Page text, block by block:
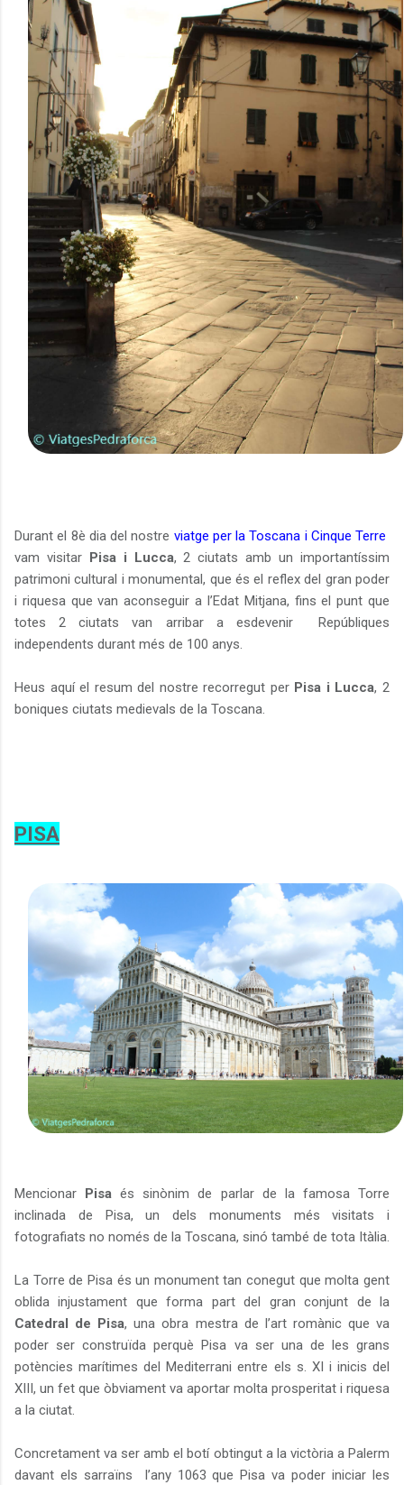
Durant el 8è dia del nostre viatge per la Toscana i Cinque Terre
vam visitar Pisa i Lucca, 2 ciutats amb un importantíssim
patrimoni cultural i monumental, que és el reflex del gran poder
i riquesa que van aconseguir a l’Edat Mitjana, fins el punt que
totes 2 ciutats van arribar a esdevenir
Repúbliques
independents durant més de 100 anys.
Heus aquí el resum del nostre recorregut per Pisa i Lucca, 2
boniques ciutats medievals de la Toscana.
PISA
Mencionar Pisa és sinònim de parlar de la famosa Torre
inclinada de Pisa, un dels monuments més visitats i
fotografiats no només de la Toscana, sinó també de tota Itàlia.
La Torre de Pisa és un monument tan conegut que molta gent
oblida injustament que forma part del gran conjunt de la
Catedral de Pisa, una obra mestra de l’art romànic que va
poder ser construïda perquè Pisa va ser una de les grans
potències marítimes del Mediterrani entre els s. XI i inicis del
XIII, un fet que òbviament va aportar molta prosperitat i riquesa
a la ciutat.
Concretament va ser amb el botí obtingut a la victòria a Palerm
davant els sarraïns
l’any 1063 que Pisa va poder iniciar les